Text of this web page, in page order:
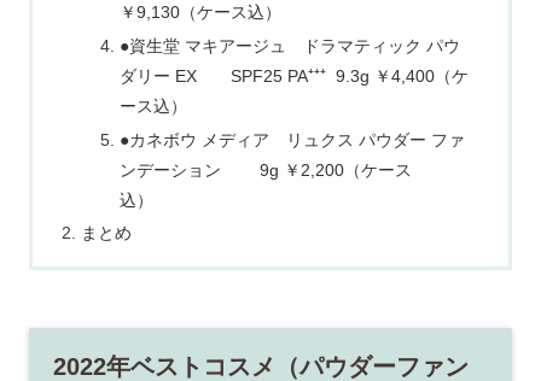
￥9,130（ケース込）
●資生堂 マキアージュ ドラマティック パウ
ダリー EX SPF25 PA⁺⁺⁺ 9.3g ￥4,400（ケ
ース込）
●カネボウ メディア リュクス パウダー ファ
ンデーション 9g ￥2,200（ケース
込）
まとめ
2022年ベストコスメ（パウダーファン